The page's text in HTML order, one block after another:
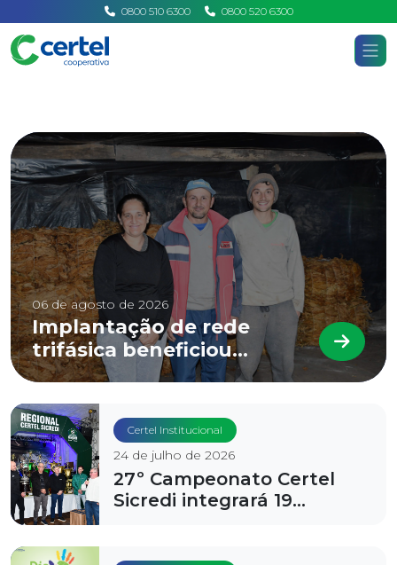
0800 510 6300 0800 520 6300
Certel
06 de agosto de 2026
Implantação de rede
trifásica beneficiou
associados de Linha 12 de
Souza
LEIA
Certel Institucional
24 de julho de 2026
27º Campeonato Certel
Sicredi integrará 19